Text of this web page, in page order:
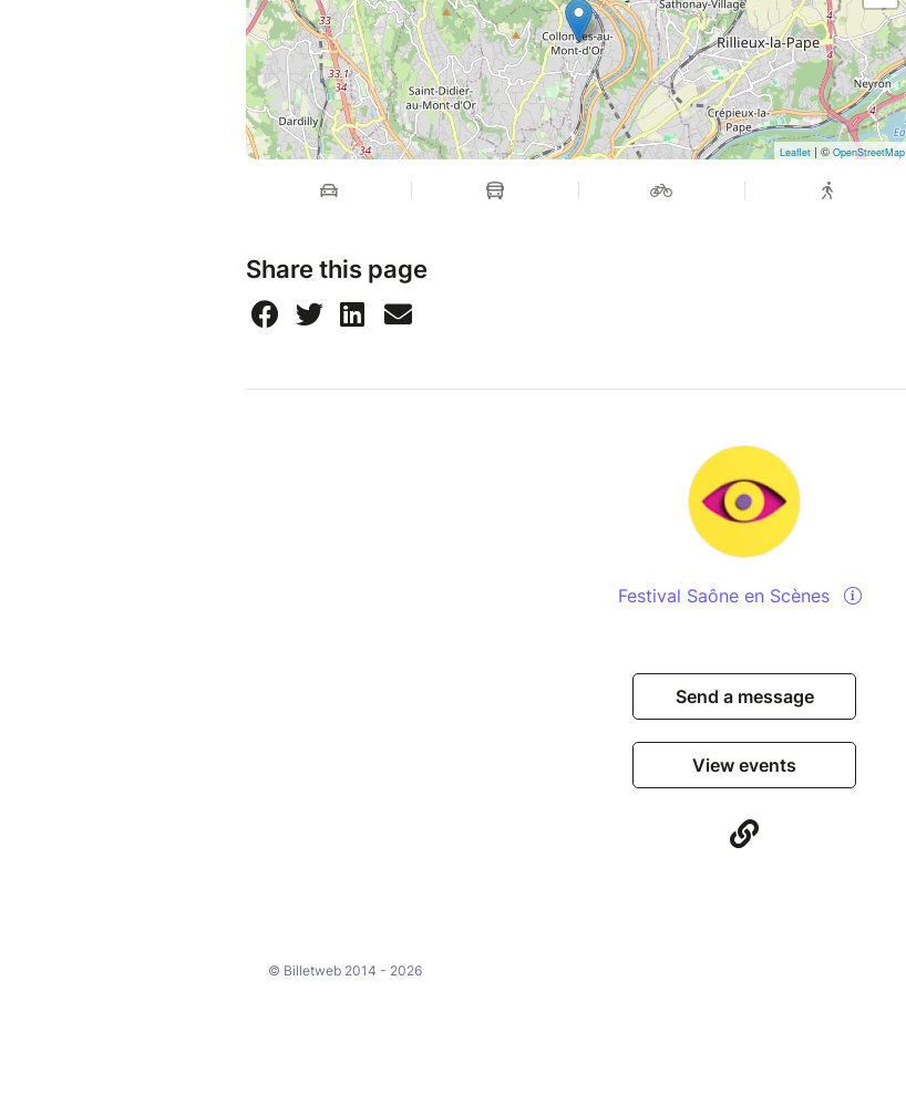
Leaflet | © OpenStreetMap
Share this page
Festival Saône en Scènes
Send a message
View events
© Billetweb 2014 - 2026